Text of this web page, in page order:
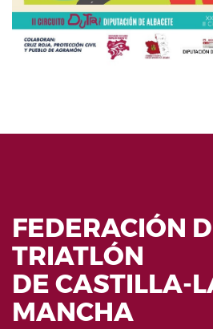
FEDERACIÓN
TRIATLÓN
DE CASTILLA-
MANCHA